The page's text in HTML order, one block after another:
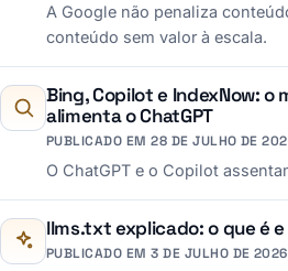
A Google não penaliza
conteúdo sem valor à escala.
Bing, Copilot e IndexNow: o
alimenta o ChatGPT
PUBLICADO EM 28 DE JULHO DE
O ChatGPT e o Copilot
llms.txt explicado: o que é
PUBLICADO EM 3 DE JULHO DE 2026